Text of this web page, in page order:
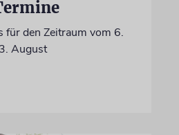
für den Zeitraum vom 6.
August